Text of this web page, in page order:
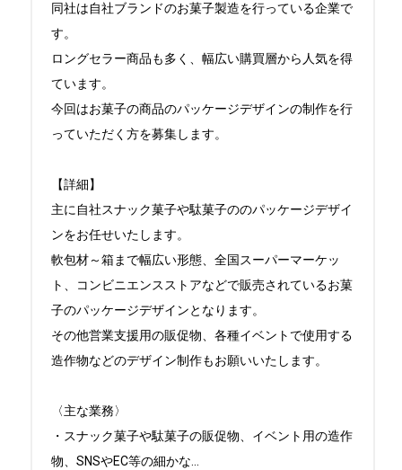
同社は自社ブランドのお菓子製造を行っている企業で
す。
ロングセラー商品も多く、幅広い購買層から人気を得
ています。
今回はお菓子の商品のパッケージデザインの制作を行
っていただく方を募集します。
【詳細】
主に自社スナック菓子や駄菓子ののパッケージデザイ
ンをお任せいたします。
軟包材～箱まで幅広い形態、全国スーパーマーケッ
ト、コンビニエンスストアなどで販売されているお菓
子のパッケージデザインとなります。
その他営業支援用の販促物、各種イベントで使用する
造作物などのデザイン制作もお願いいたします。
〈主な業務〉
・スナック菓子や駄菓子の販促物、イベント用の造作
物、SNSやEC等の細かな...